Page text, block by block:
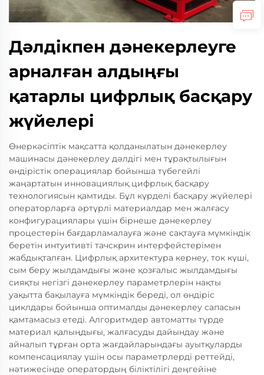
Дәлдікпен дәнекерлеуге
арналған алдыңғы
қатарлы цифрлық басқару
жүйелері
Өнеркәсіптік мақсатта қолданылатын дәнекерлеу
машинасы дәнекерлеу дәлдігі мен тұрақтылығын
өндірістік операциялар бойынша түбегейлі
жаңартатын инновациялық цифрлық басқару
технологиясын қамтиды. Бұл күрделі басқару жүйелері
операторларға әртүрлі материалдар мен жалғасу
конфигурациялары үшін бірнеше дәнекерлеу
процестерін бағдарламалауға және сақтауға мүмкіндік
беретін интуитивті тачскрин интерфейстерімен
жабдықталған. Цифрлық архитектура кернеу, ток күші,
сым беру жылдамдығы және қозғалыс жылдамдығы
сияқты негізгі дәнекерлеу параметрлерін нақты
уақытта бақылауға мүмкіндік береді, ол өндіріс
циклдары бойынша оптималды дәнекерлеу сапасын
қамтамасыз етеді. Алгоритмдер автоматты түрде
материал қалыңдығы, жалғасуды дайындау және
айналып тұрған орта жағдайларындағы ауытқуларды
компенсациялау үшін осы параметрлерді реттейді,
нәтижесінде оператордың біліктілігі деңгейіне